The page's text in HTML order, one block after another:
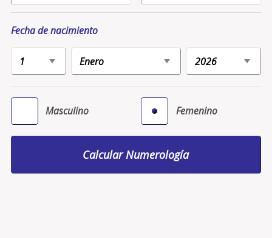
Fecha de nacimiento
Masculino Femenino